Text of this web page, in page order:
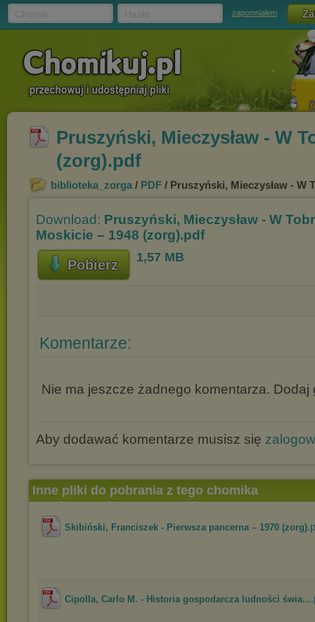
zapomniałem
Pruszyński, Mieczysław - W
(zorg).pdf
biblioteka_zorga / PDF / Pruszyński, Mieczysław - W
Download: Pruszyński, Mieczysław - W
Moskicie – 1948 (zorg).pdf
Pobierz 1,57 MB
Komentarze:
Nie ma jeszcze żadnego komentarza. Dodaj
Aby dodawać komentarze musisz się
Inne pliki do pobrania z tego chomika
Skibiński, Franciszek - Pierwsza pancerna – 1970 (zorg)
Cipolla, Carlo M. - Historia gospodarcza ludności świa...